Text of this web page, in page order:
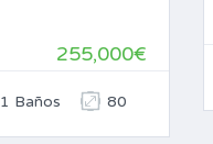
255,000€
1 Baños 80